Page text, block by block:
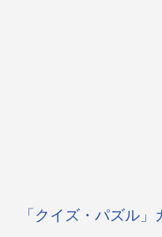
「クイズ・パズル